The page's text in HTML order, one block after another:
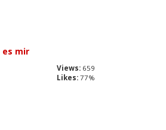
es mir
Views: 659
Likes: 77%